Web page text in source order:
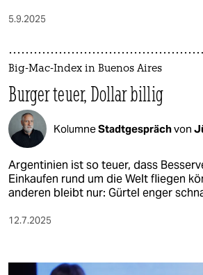
5.9.2025
Big-Mac-Index in Buenos Aires
Burger teuer, Dollar billig
KolumneStadtgesprächvon
Argentinien ist so teuer, dass
Einkaufen rund um die Welt fliegen
anderen bleibt nur: Gürtel enger
12.7.2025